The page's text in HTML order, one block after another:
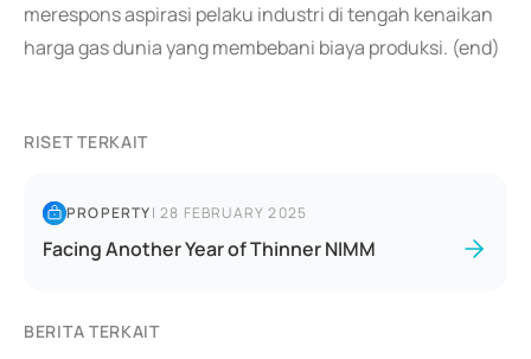
merespons aspirasi pelaku industri di tengah kenaikan
harga gas dunia yang membebani biaya produksi. (end)
RISET TERKAIT
PROPERTY|28 FEBRUARY 2025
Facing Another Year of Thinner NIMM
BERITA TERKAIT